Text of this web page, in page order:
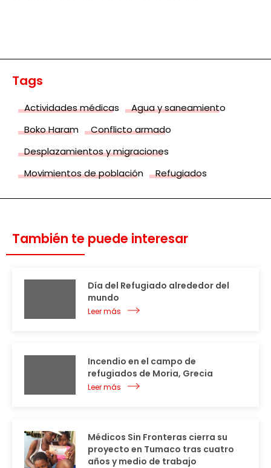
Tags
Actividades médicas
Agua y saneamiento
Boko Haram
Conflicto armado
Desplazamientos y migraciones
Movimientos de población
Refugiados
También te puede interesar
Día del Refugiado alrededor del
mundo
Leer más
Incendio en el campo de
refugiados de Moria, Grecia
Leer más
Médicos Sin Fronteras cierra su
proyecto en Tumaco tras cuatro
años y medio de trabajo